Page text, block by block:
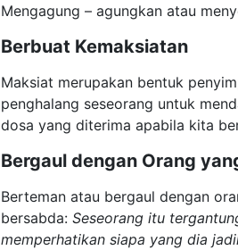
Mengagung – agungkan atau
Berbuat Kemaksiatan
Maksiat merupakan bentuk
penghalang seseorang untuk
dosa yang diterima apabila kita
Bergaul dengan Orang
Berteman atau bergaul dengan
bersabda: Seseorang itu
memperhatikan siapa yang dia